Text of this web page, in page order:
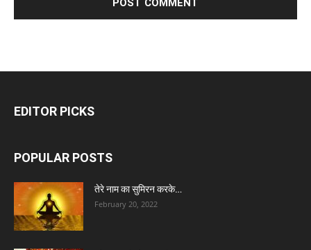
EDITOR PICKS
POPULAR POSTS
तेरे नाम का सुमिरन करके…
February 20, 2022